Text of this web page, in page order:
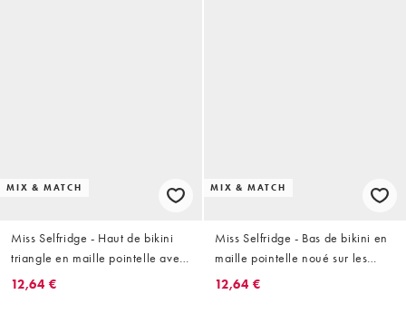
MIX & MATCH
Miss Selfridge - Haut de bikini
triangle en maille pointelle avec
bords en dentelle - Rose
12,64 €
MIX & MATCH
Miss Selfridge - Bas de bikini en
maille pointelle noué sur les
côtés et bordé de dentelle - Rose
12,64 €